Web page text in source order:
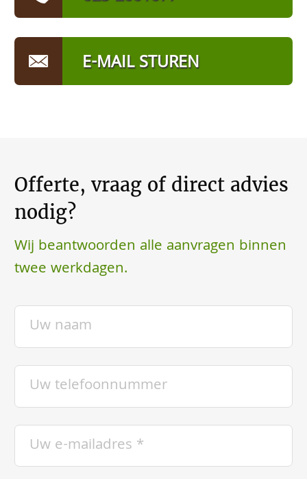
E-MAIL STUREN
Offerte, vraag of direct advies
nodig?
Wij beantwoorden alle aanvragen binnen
twee werkdagen.